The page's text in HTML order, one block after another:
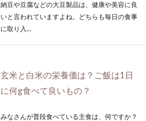
納豆や豆腐などの大豆製品は、健康や美容に良
いと言われていますよね。どちらも毎日の食事
に取り入...
玄米と白米の栄養価は？ご飯は1日
に何g食べて良いもの？
みなさんが普段食べている主食は、何ですか？